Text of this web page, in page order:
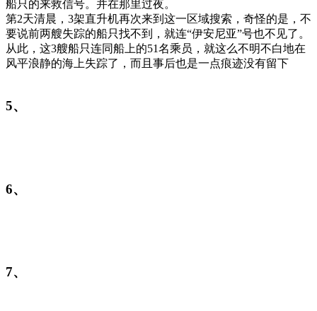
船只的来救信号。并在那里过夜。
第2天清晨，3架直升机再次来到这一区域搜索，奇怪的是，不
要说前两艘失踪的船只找不到，就连“伊安尼亚”号也不见了。
从此，这3艘船只连同船上的51名乘员，就这么不明不白地在
风平浪静的海上失踪了，而且事后也是一点痕迹没有留下
5、
6、
7、